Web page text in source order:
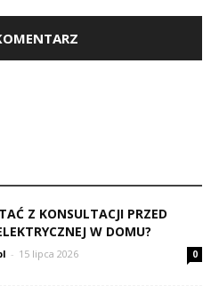
Z KONSULTACJI PRZED
W DOMU?
- 15 lipca 2026 0